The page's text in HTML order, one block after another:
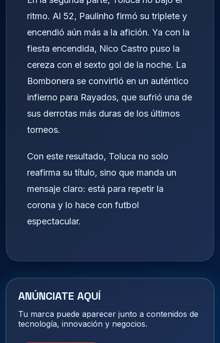
ritmo. Al 52, Paulinho firmó su triplete y
encendió aún más a la afición. Ya con la
fiesta encendida, Nico Castro puso la
cereza con el sexto gol de la noche. La
Bombonera se convirtió en un auténtico
infierno para Rayados, que sufrió una de
sus derrotas más duras de los últimos
torneos.
Con este resultado, Toluca no solo
reafirma su título, sino que manda un
mensaje claro: está para repetir la
corona y lo hace con futbol
espectacular.
ANÚNCIATE AQUÍ
Tu marca puede aparecer junto a contenidos de
tecnología, innovación y negocios.